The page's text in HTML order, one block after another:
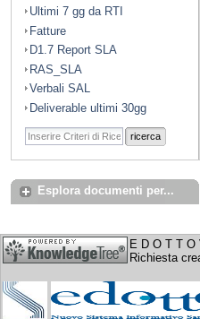
Ultimi 7 gg da RTI
Fatture
D1.7 Report SLA
RAS_SLA
Verbali SAL
Deliverable ultimi 30gg
ricerca
Esplora documenti per...
E D O T T O
Richiesta